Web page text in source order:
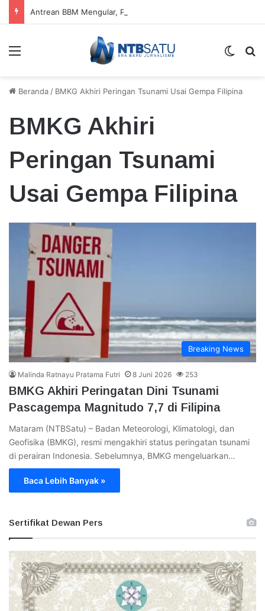
Menu
Beranda / BMKG Akhiri Peringan Tsunami Usai Gempa Filipina
BMKG Akhiri
Peringan Tsunami
Usai Gempa Filipina
Breaking News
Malinda Ratnayu Pratama Futri 8 Juni 2026 253
BMKG Akhiri Peringatan Dini Tsunami
Pascagempa Magnitudo 7,7 di Filipina
Mataram (NTBSatu) – Badan Meteorologi, Klimatologi, dan
Geofisika (BMKG), resmi mengakhiri status peringatan tsunami
di perairan Indonesia. Sebelumnya, BMKG mengeluarkan…
Baca Lebih Banyak »
Sertifikat Dewan Pers